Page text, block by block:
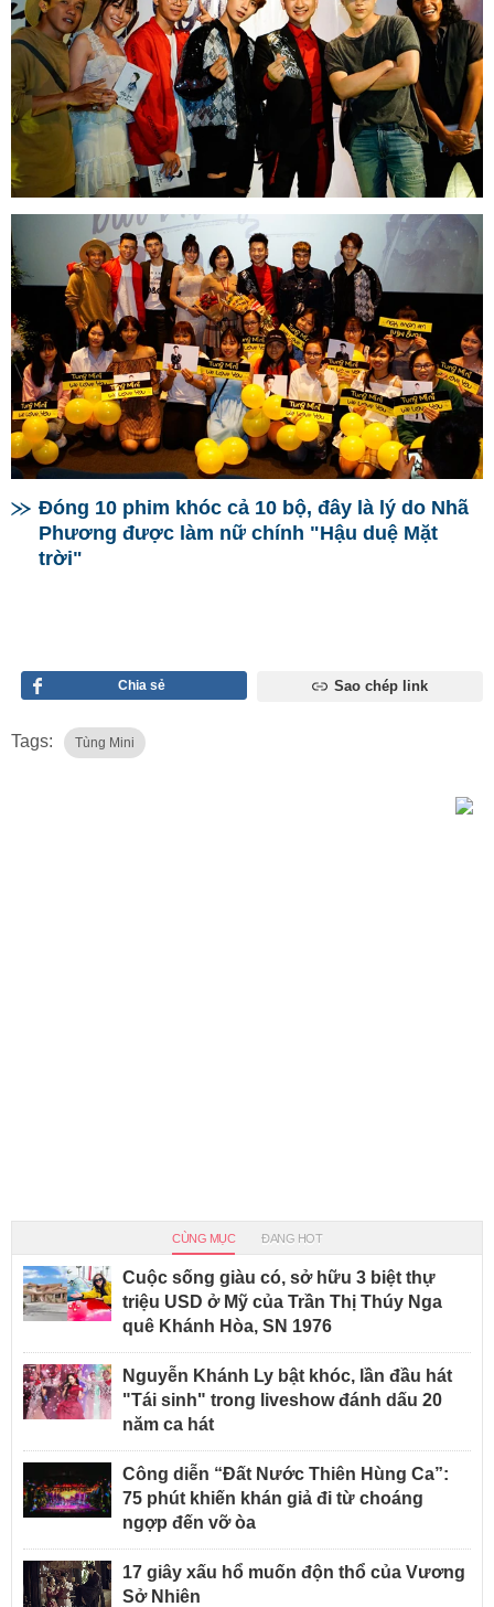
Đóng 10 phim khóc cả 10 bộ, đây là lý do Nhã
Phương được làm nữ chính "Hậu duệ Mặt
trời"
Chia sẻ Sao chép link
Tags: Tùng Mini
CÙNG MỤC ĐANG HOT
Cuộc sống giàu có, sở hữu 3 biệt thự
triệu USD ở Mỹ của Trần Thị Thúy Nga
quê Khánh Hòa, SN 1976
Nguyễn Khánh Ly bật khóc, lần đầu hát
"Tái sinh" trong liveshow đánh dấu 20
năm ca hát
Công diễn “Đất Nước Thiên Hùng Ca”:
75 phút khiến khán giả đi từ choáng
ngợp đến vỡ òa
17 giây xấu hổ muốn độn thổ của Vương
Sở Nhiên